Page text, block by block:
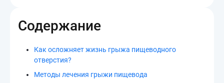
Содержание
Как осложняет жизнь грыжа пищеводного
отверстия?
Методы лечения грыжи пищевода